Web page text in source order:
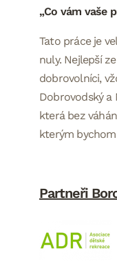
„Co vám vaše
Tato práce je
nuly. Nejlepší
dobrovolníci,
Dobrovodský a
která bez
kterým
Partneři